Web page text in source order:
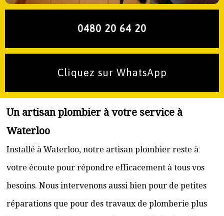
0480 20 64 20
Cliquez sur WhatsApp
Un artisan plombier à votre service à
Waterloo
Installé à Waterloo, notre artisan plombier reste à
votre écoute pour répondre efficacement à tous vos
besoins. Nous intervenons aussi bien pour de petites
réparations que pour des travaux de plomberie plus